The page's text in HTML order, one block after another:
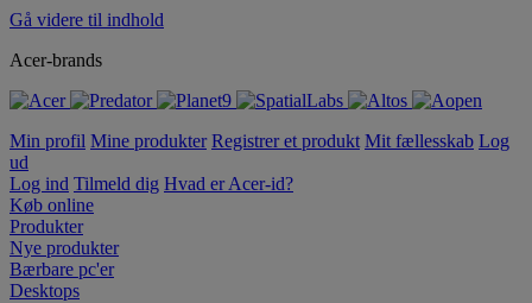
Gå videre til indhold
Acer-brands
Min profil Mine produkter Registrer et produkt Mit fællesskab Log
ud
Log ind Tilmeld dig Hvad er Acer-id?
Køb online
Produkter
Nye produkter
Bærbare pc'er
Desktops